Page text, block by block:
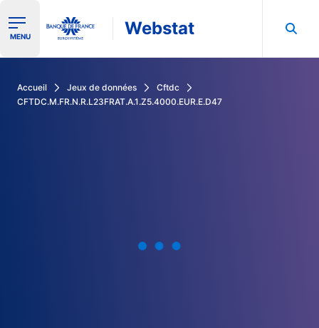
Ouvrir le menu de navigation
MENU Webstat
Accueil Jeux de données
Cftdc
CFTDC.M.FR.N.R.L23FRAT.A.1.Z5.4000.EUR.E.D47